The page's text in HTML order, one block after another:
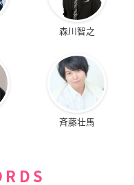
森川智之
斉藤壮馬